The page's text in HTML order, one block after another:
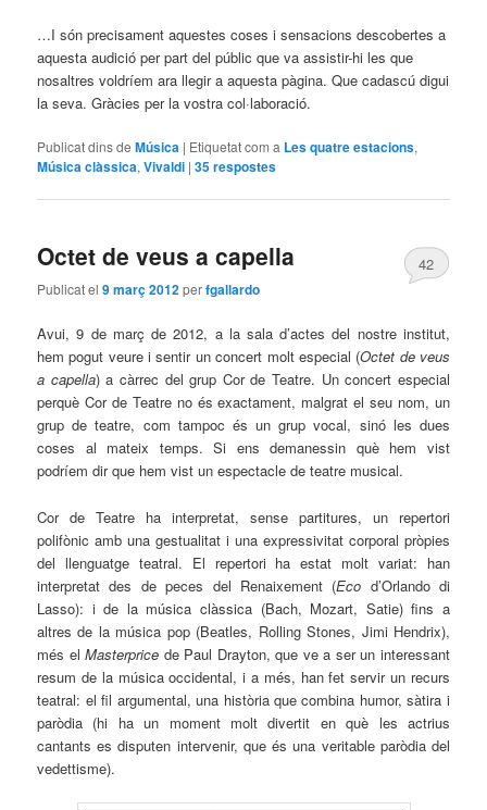
…I són precisament aquestes coses i sensacions descobertes a
aquesta audició per part del públic que va assistir-hi les que
nosaltres voldríem ara llegir a aquesta pàgina. Que cadascú digui
la seva. Gràcies per la vostra col·laboració.
Publicat dins de Música | Etiquetat com a Les quatre estacions,
Música clàssica,Vivaldi |35respostes
Octet de veus a capella
Publicat el9 març 2012perfgallardo
42
Avui, 9 de març de 2012, a la sala d’actes del nostre institut,
hem pogut veure i sentir un concert molt especial (Octet de veus
a capella) a càrrec del grup Cor de Teatre. Un concert especial
perquè Cor de Teatre no és exactament, malgrat el seu nom, un
grup de teatre, com tampoc és un grup vocal, sinó les dues
coses al mateix temps. Si ens demanessin què hem vist
podríem dir que hem vist un espectacle de teatre musical.
Cor de Teatre ha interpretat, sense partitures, un repertori
polifònic amb una gestualitat i una expressivitat corporal pròpies
del llenguatge teatral. El repertori ha estat molt variat: han
interpretat des de peces del Renaixement (Eco d’Orlando di
Lasso): i de la música clàssica (Bach, Mozart, Satie) fins a
altres de la música pop (Beatles, Rolling Stones, Jimi Hendrix),
més elMasterprice de Paul Drayton, que ve a ser un interessant
resum de la música occidental, i a més, han fet servir un recurs
teatral: el fil argumental, una història que combina humor, sàtira i
paròdia (hi ha un moment molt divertit en què les actrius
cantants es disputen intervenir, que és una veritable paròdia del
vedettisme).